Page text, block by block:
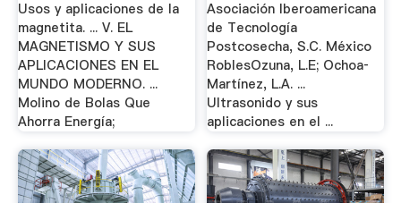
Usos y aplicaciones de la
magnetita. ... V. EL
MAGNETISMO Y SUS
APLICACIONES EN EL
MUNDO MODERNO. ...
Molino de Bolas Que
Ahorra Energía;
Asociación Iberoamericana
de Tecnología
Postcosecha, S.C. México
RoblesOzuna, L.E; Ochoa­
Martínez, L.A. ...
Ultrasonido y sus
aplicaciones en el ...